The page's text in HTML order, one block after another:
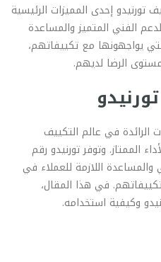
إحدى المميزات الرئيسية
الفني المتميز والمساعدة
يواجهونها مع تكييفاتهم،
الرضا لديهم.
الرائدة في عالم التكييف
الممتاز. وتوفر تورنيدو رقم
اللازمة للعملاء في
في هذا المقال،
وكيفية استخدامه.